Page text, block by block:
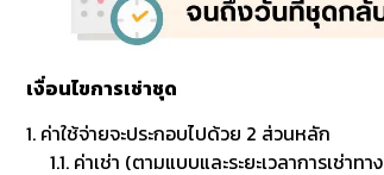
เงื่อนไขการเช่าชุด
1. ค่าใช้จ่ายจะประกอบไปด้วย 2 ส่วนหลัก
1.1. ค่าเช่า (ตามแบบและระยะเวลาการเช่า